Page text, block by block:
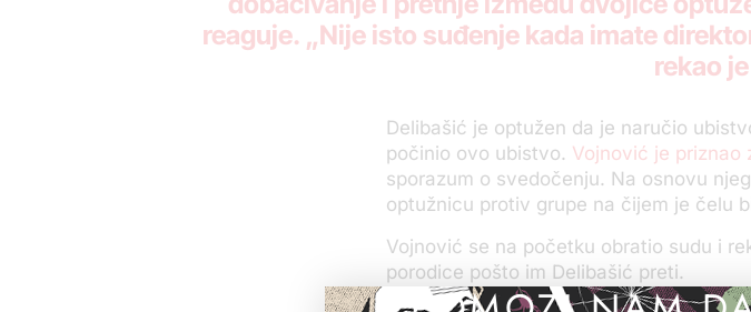
reaguje. „Nije isto suđenje kada imate
rekao
Delibašić je optužen da je naručio
počinio ovo ubistvo. Vojnović je priznao
sporazum o svedočenju. Na osnovu
optužnicu protiv grupe na čijem je čelu
Vojnović se na početku obratio sudu i
porodice pošto im Delibašić preti.